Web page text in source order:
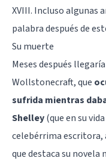
XVIII. Incluso algunas
palabra después de
Su muerte
Meses después
Wollstonecraft, que
sufrida mientras
Shelley(que en su
celebérrima
que destaca su novela